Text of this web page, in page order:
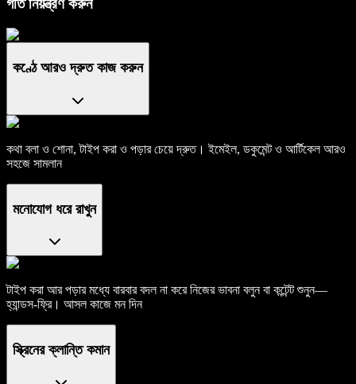
গতি নিয়ন্ত্রণ করুন
কণ্ঠে আরও দ্রুত কাজ করুন
কথা বলা ও শোনা, টাইপ করা ও পড়ার চেয়ে দ্রুত। ইমেইল, ডকুমেন্ট ও আর্টিকেল আরও
সহজে সামলান
মনোযোগ ধরে রাখুন
টাইপ করা আর পড়ার মধ্যে বারবার বদল না করে নিজের ভাবনা বলুন বা কন্টেন্ট শুনুন—
হ্যান্ডস-ফ্রি। আসল কাজে মন দিন
স্ক্রিনের ক্লান্তি কমান